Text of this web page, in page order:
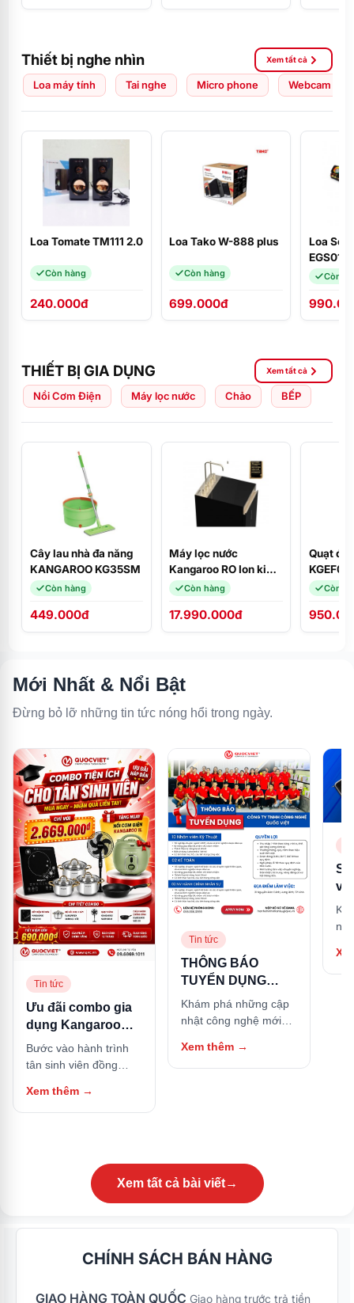
Thiết bị nghe nhìn Xem tất cả
Loa máy tính Tai nghe Micro phone Webcam
Loa Tomate TM111 2.0
Còn hàng
240.000đ
Loa Tako W-888 plus
Còn hàng
699.000đ
Loa
(USB
Còn
THIẾT BỊ GIA DỤNG Xem tất cả
Nồi Cơm Điện Máy lọc nước Chảo BẾP
Cây lau nhà đa năng
KANGAROO KG35SM
Còn hàng
449.000đ
Máy lọc nước
Kangaroo RO Ion kiềm
tích hợp nóng lạnh
Còn hàng
17.990.000đ
Quạt
Còn
Mới Nhất & Nổi Bật
Đừng bỏ lỡ những tin tức nóng hổi trong ngày.
Tin tức
Ưu đãi combo gia
dụng Kangaroo
cho Tân sinh viên:
Sắm trọn bộ căn
cơm điện
Bước vào hành trình
tân sinh viên đồng
đầu cuộc sống tự lập
tại các thành phố lớn.
nhưng đầy đủ tiện nghi
chính là nơi giữ lửa
năng lượng, giúp bạn
ăn thơm ngon, tiết
kiệm chi phí sinh hoạt
và đảm bảo an toàn
đồng hành và hỗ trợ
Xem thêm →
Tin tức
THÔNG BÁO
TUYỂN DỤNG
NHÂN SỰ
Khám phá những cập
nhật công nghệ mới
hữu ích trong bài viết
này.
Xem thêm →
và
là
Xem tất cả bài viết→
CHÍNH SÁCH BÁN HÀNG
GIAO HÀNG TOÀN QUỐC Giao hàng trước trả tiền